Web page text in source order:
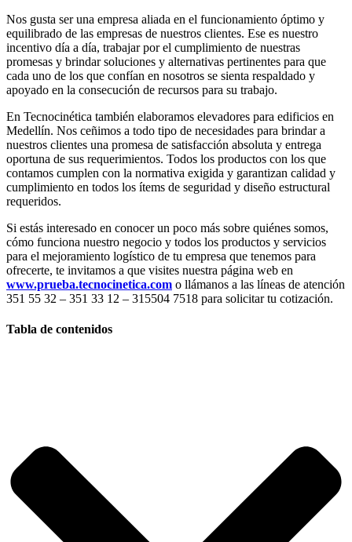
Nos gusta ser una empresa aliada en el funcionamiento óptimo y
equilibrado de las empresas de nuestros clientes. Ese es nuestro
incentivo día a día, trabajar por el cumplimiento de nuestras
promesas y brindar soluciones y alternativas pertinentes para que
cada uno de los que confían en nosotros se sienta respaldado y
apoyado en la consecución de recursos para su trabajo.
En Tecnocinética también elaboramos elevadores para edificios en
Medellín. Nos ceñimos a todo tipo de necesidades para brindar a
nuestros clientes una promesa de satisfacción absoluta y entrega
oportuna de sus requerimientos. Todos los productos con los que
contamos cumplen con la normativa exigida y garantizan calidad y
cumplimiento en todos los ítems de seguridad y diseño estructural
requeridos.
Si estás interesado en conocer un poco más sobre quiénes somos,
cómo funciona nuestro negocio y todos los productos y servicios
para el mejoramiento logístico de tu empresa que tenemos para
ofrecerte, te invitamos a que visites nuestra página web en
www.prueba.tecnocinetica.com o llámanos a las líneas de atención
351 55 32 – 351 33 12 – 315504 7518 para solicitar tu cotización.
Tabla de contenidos